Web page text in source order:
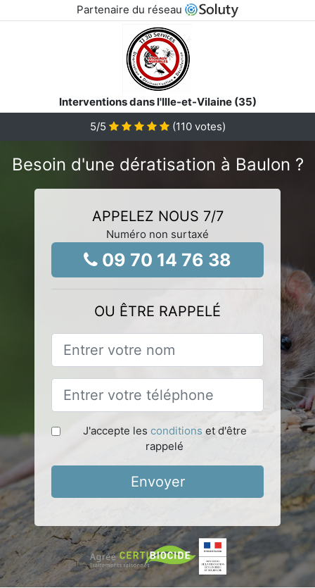
Partenaire du réseau
Interventions dans l'Ille-et-Vilaine (35)
5/5 (110votes)
Besoin d'une dératisation à Baulon ?
APPELEZ NOUS 7/7
Numéro non surtaxé
09 70 14 76 38
OU ÊTRE RAPPELÉ
J'accepte les conditions et d'être
rappelé
Envoyer